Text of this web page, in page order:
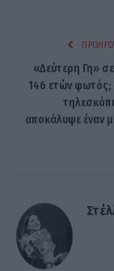
«Δεύτερη Γη»
146 ετών
αποκάλυψε έναν